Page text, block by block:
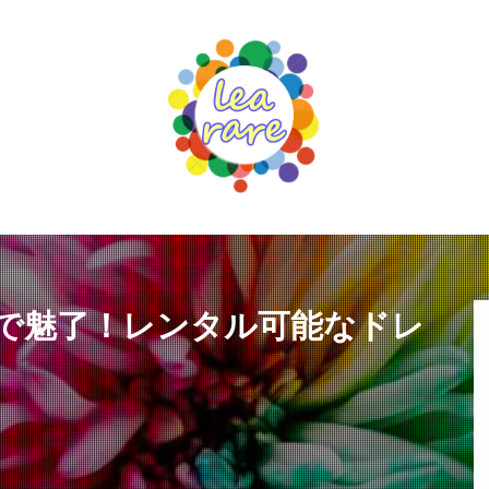
魅了！レンタル可能なドレ